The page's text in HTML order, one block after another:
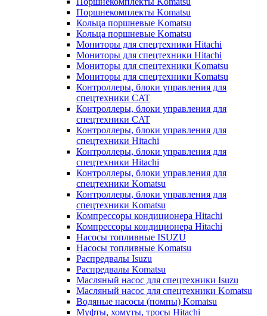
Поршнекомплекты Komatsu
Кольца поршневые Komatsu
Кольца поршневые Komatsu
Мониторы для спецтехники Hitachi
Мониторы для спецтехники Hitachi
Мониторы для спецтехники Komatsu
Мониторы для спецтехники Komatsu
Контроллеры, блоки управления для
спецтехники CAT
Контроллеры, блоки управления для
спецтехники CAT
Контроллеры, блоки управления для
спецтехники Hitachi
Контроллеры, блоки управления для
спецтехники Hitachi
Контроллеры, блоки управления для
спецтехники Komatsu
Контроллеры, блоки управления для
спецтехники Komatsu
Компрессоры кондиционера Hitachi
Компрессоры кондиционера Hitachi
Насосы топливные ISUZU
Насосы топливные Komatsu
Распредвалы Isuzu
Распредвалы Komatsu
Масляный насос для спецтехники Isuzu
Масляный насос для спецтехники Komatsu
Водяные насосы (помпы) Komatsu
Муфты, хомуты, тросы Hitachi